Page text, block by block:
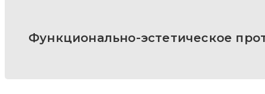
Функционально-эстетическое